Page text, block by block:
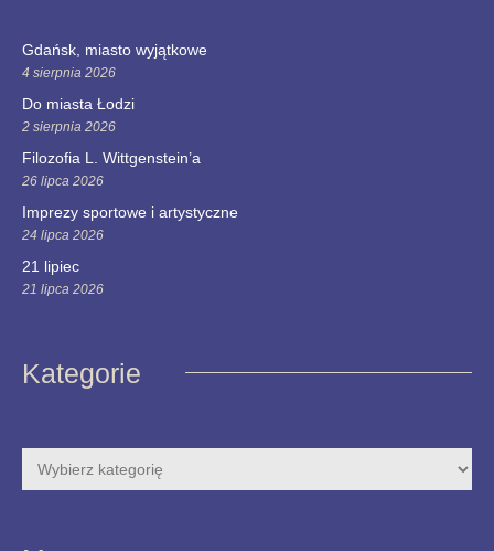
Gdańsk, miasto wyjątkowe
4 sierpnia 2026
Do miasta Łodzi
2 sierpnia 2026
Filozofia L. Wittgenstein’a
26 lipca 2026
Imprezy sportowe i artystyczne
24 lipca 2026
21 lipiec
21 lipca 2026
Kategorie